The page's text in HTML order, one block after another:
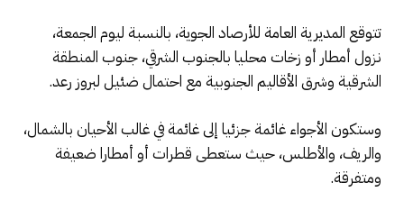
تتوقع المديرية العامة للأرصاد الجوية، بالنسبة ليوم الجمعة،
نزول أمطار أو زخات محليا بالجنوب الشرقي، جنوب المنطقة
الشرقية وشرق الأقاليم الجنوبية مع احتمال ضئيل لبروز رعد.
وستكون الأجواء غائمة جزئيا إلى غائمة في غالب الأحيان بالشمال،
والريف، والأطلس، حيث ستعطى قطرات أو أمطارا ضعيفة
ومتفرقة.